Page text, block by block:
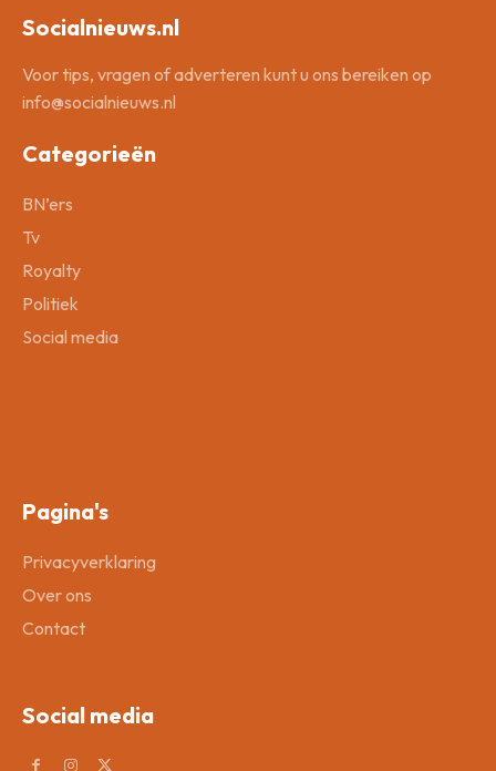
Socialnieuws.nl
Voor tips, vragen of adverteren kunt u ons bereiken op
info@socialnieuws.nl
Categorieën
BN’ers
Tv
Royalty
Politiek
Social media
Pagina's
Privacyverklaring
Over ons
Contact
Social media